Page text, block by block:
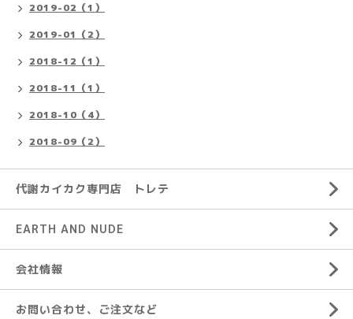
2019-02（1）
2019-01（2）
2018-12（1）
2018-11（1）
2018-10（4）
2018-09（2）
代謝カイカク専門店 トレテ
EARTH AND NUDE
会社情報
お問い合わせ、ご注文など